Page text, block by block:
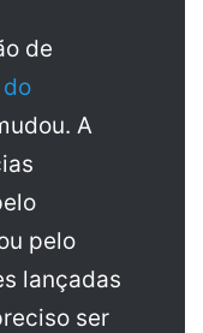
de
do
A
pelo
lançadas
ser